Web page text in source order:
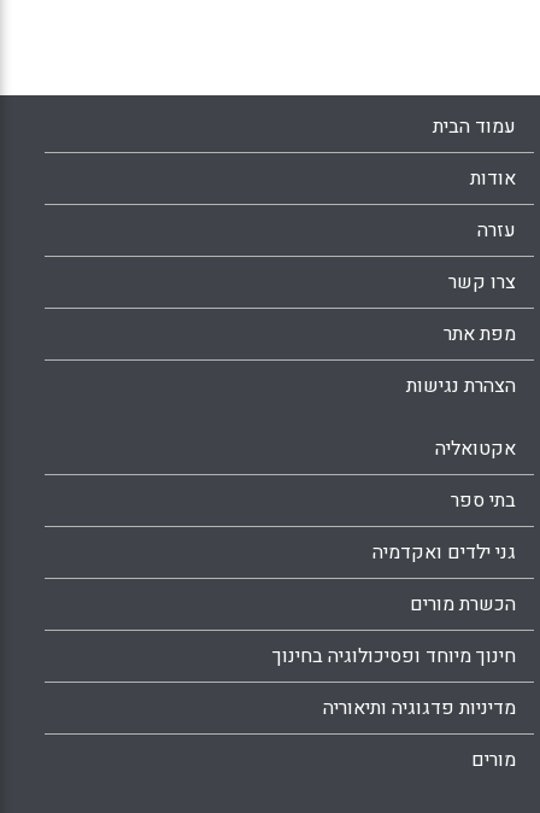
עמוד הבית
אודות
עזרה
צרו קשר
מפת אתר
הצהרת נגישות
אקטואליה
בתי ספר
גני ילדים ואקדמיה
הכשרת מורים
חינוך מיוחד ופסיכולוגיה בחינוך
מדיניות פדגוגיה ותיאוריה
מורים